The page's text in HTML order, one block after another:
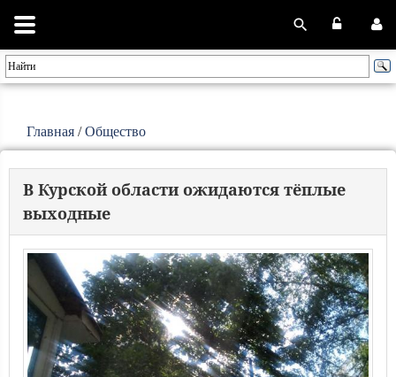
Главная /Общество
В Курской области ожидаются тёплые
выходные